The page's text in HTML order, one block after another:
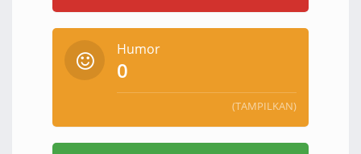
Humor
0
(TAMPILKAN)